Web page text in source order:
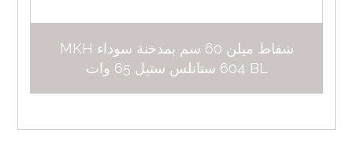
شفاط ميلن 60 سم بمدخنة سوداء MKH
604 BL ستانلس ستيل 65 وات